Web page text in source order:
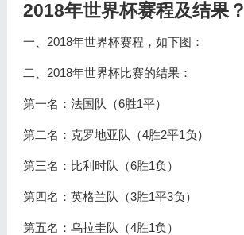
2018年世界杯赛程及结果？
一、2018年世界杯赛程，如下图：
二、2018年世界杯比赛的结果：
第一名：法国队（6胜1平）
第二名：克罗地亚队（4胜2平1负）
第三名：比利时队（6胜1负）
第四名：英格兰队（3胜1平3负）
第五名：乌拉圭队（4胜1负）